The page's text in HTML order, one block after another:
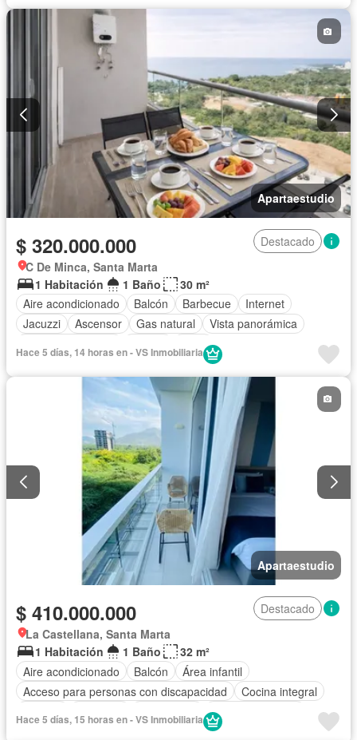
Apartaestudio
$ 320.000.000
Destacado
C De Minca, Santa Marta
1 Habitación
1 Baño
30 m²
Aire acondicionado
Balcón Barbecue
Internet
Jacuzzi
Ascensor Gas natural
Vista panorámica
Agua
Hace 5 días, 14 horas en - VS Inmobiliaria
Apartaestudio
$ 410.000.000
Destacado
La Castellana, Santa Marta
1 Habitación
1 Baño
32 m²
Aire acondicionado
Balcón
Área infantil
Acceso para personas con discapacidad
Cocina integral
Vista panorámica
Agua
Hace 5 días, 15 horas en - VS Inmobiliaria